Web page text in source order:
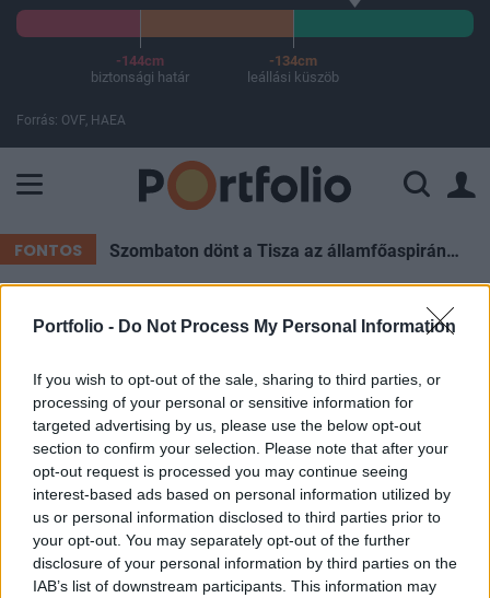
Portfolio - Do Not Process My Personal Information
If you wish to opt-out of the sale, sharing to third parties, or
processing of your personal or sensitive information for
targeted advertising by us, please use the below opt-out
section to confirm your selection. Please note that after your
opt-out request is processed you may continue seeing
interest-based ads based on personal information utilized by
us or personal information disclosed to third parties prior to
your opt-out. You may separately opt-out of the further
disclosure of your personal information by third parties on the
IAB’s list of downstream participants. This information may
-144cm
biztonsági határ
-134cm
leállási küszöb
Forrás: OVF, HAEA
FONTOS Szombaton dönt a Tisza az államfőaspiránsáról, hétfőig még lehet jelölni
ELŐFIZETŐI TARTALOM
Kiszivárgott: ez lehet a végső
csapás Iránnal szemben –
Egyszer és mindenkorra
elintéznék a perzsa országot
Portfolio
2025. június 13. 16:10